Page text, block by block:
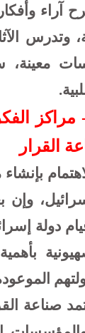
آراء
وتدرس
- مراكز
القرار
وإن
دولة
صناعة